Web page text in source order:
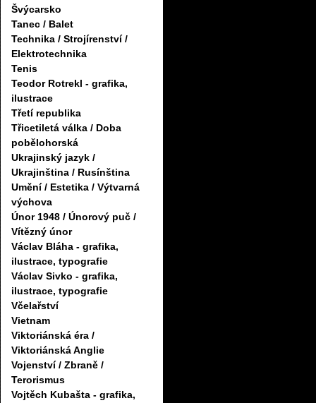
Švýcarsko
Tanec / Balet
Technika / Strojírenství /
Elektrotechnika
Tenis
Teodor Rotrekl - grafika,
ilustrace
Třetí republika
Třicetiletá válka / Doba
pobělohorská
Ukrajinský jazyk /
Ukrajinština / Rusínština
Umění / Estetika / Výtvarná
výchova
Únor 1948 / Únorový puč /
Vítězný únor
Václav Bláha - grafika,
ilustrace, typografie
Václav Sivko - grafika,
ilustrace, typografie
Včelařství
Vietnam
Viktoriánská éra /
Viktoriánská Anglie
Vojenství / Zbraně /
Terorismus
Vojtěch Kubašta - grafika,